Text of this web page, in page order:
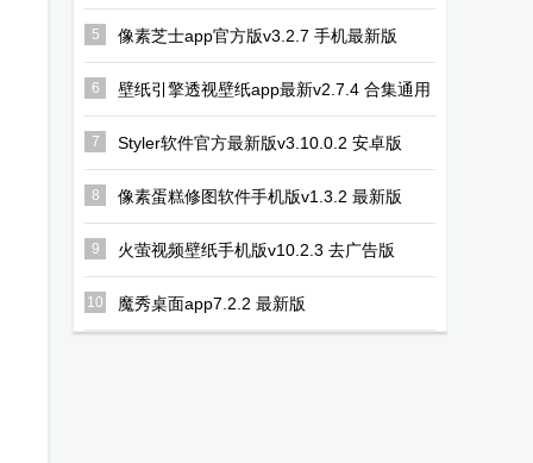
5 像素芝士app官方版v3.2.7 手机最新版
6
壁纸引擎透视壁纸app最新v2.7.4 合集通用
版
7 Styler软件官方最新版v3.10.0.2 安卓版
8 像素蛋糕修图软件手机版v1.3.2 最新版
9 火萤视频壁纸手机版v10.2.3 去广告版
10 魔秀桌面app7.2.2 最新版